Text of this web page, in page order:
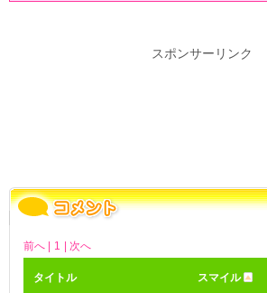
スポンサーリンク
前へ | 1 | 次へ
タイトル スマイル